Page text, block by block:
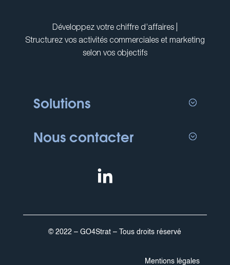
Développez votre chiffre d’affaires |
Structurez vos activités commerciales et marketing
selon vos objectifs
Solutions
Nous contacter
in
© 2022 – GO4Strat – Tous droits réservé
Mentions légales